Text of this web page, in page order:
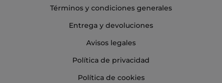
Términos y condiciones generales
Entrega y devoluciones
Avisos legales
Política de privacidad
Política de cookies